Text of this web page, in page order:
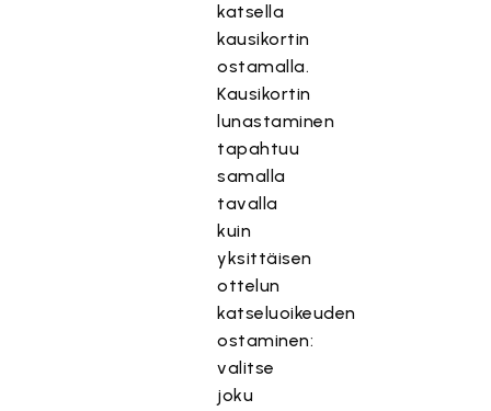
katsella
kausikortin
ostamalla.
Kausikortin
lunastaminen
tapahtuu
samalla
tavalla
kuin
yksittäisen
ottelun
katseluoikeuden
ostaminen:
valitse
joku